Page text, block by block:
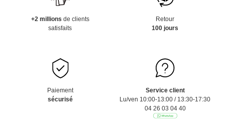
+2 millions de clients
satisfaits
Retour
100 jours
Paiement
sécurisé
Service client
Lu/ven 10:00-13:00 / 13:30-17:30
04 26 03 04 40